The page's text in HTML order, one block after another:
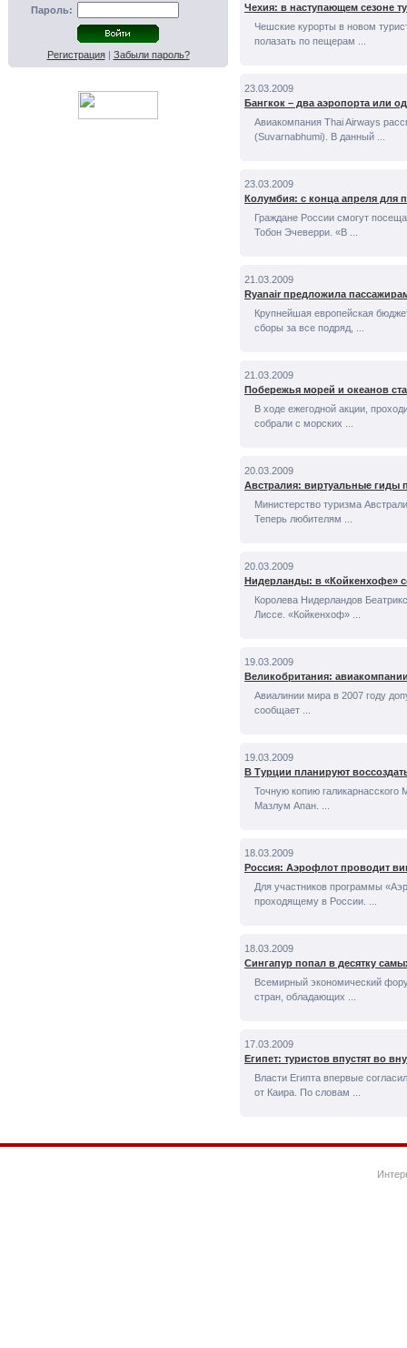
Пароль:
Регистрация| Забыли пароль?
Чехия: в наступающем сезоне
Чешские курорты в новом
полазать по пещерам ...
23.03.2009
Бангкок – два аэропорта или
Авиакомпания Thai Airways
(Suvarnabhumi). В данный ...
23.03.2009
Колумбия: с конца апреля для
Граждане России смогут
Тобон Эчеверри. «В ...
21.03.2009
Ryanair предложила
Крупнейшая европейская
сборы за все подряд, ...
21.03.2009
Побережья морей и океанов
В ходе ежегодной акции,
собрали с морских ...
20.03.2009
Австралия: виртуальные гиды
Министерство туризма
Теперь любителям ...
20.03.2009
Нидерланды: в «Койкенхофе»
Королева Нидерландов
Лиссе. «Койкенхоф» ...
19.03.2009
Великобритания:
Авиалинии мира в 2007 году
сообщает ...
19.03.2009
В Турции планируют
Точную копию
Мазлум Апан. ...
18.03.2009
Россия: Аэрофлот проводит
Для участников программы
проходящему в России. ...
18.03.2009
Сингапур попал в десятку
Всемирный экономический
стран, обладающих ...
17.03.2009
Египет: туристов впустят во
Власти Египта впервые
от Каира. По словам ...